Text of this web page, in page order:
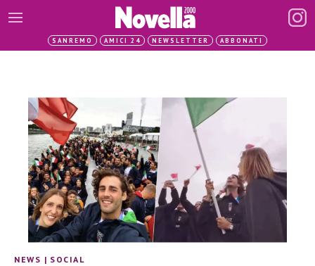
SANREMO AMICI 24 NEWSLETTER ABBONATI
NEWS | SOCIAL